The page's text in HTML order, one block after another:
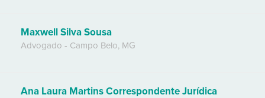
Maxwell Silva Sousa
Advogado - Campo Belo, MG
Ana Laura Martins Correspondente Jurídica